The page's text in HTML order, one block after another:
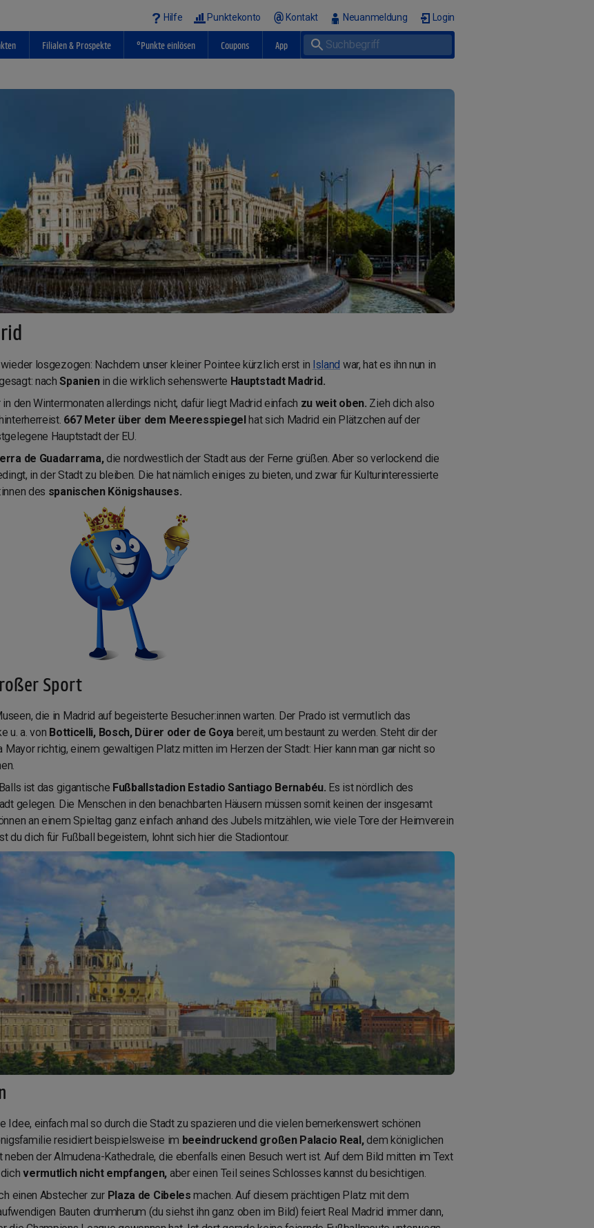
Hilfe Punktekonto Kontakt Neuanmeldung Login
Filialen & Prospekte °Punkte einlösen Coupons App
losgezogen: Nachdem unser kleiner Pointee kürzlich erst in Island war, hat es ihn nun in
nachSpanienin die wirklich sehenswerte Hauptstadt Madrid.
den Wintermonaten allerdings nicht, dafür liegt Madrid einfach zu weit oben. Zieh dich also
667 Meter über dem Meeresspiegelhat sich Madrid ein Plätzchen auf der
Hauptstadt der EU.
de Guadarrama,die nordwestlich der Stadt aus der Ferne grüßen. Aber so verlockend die
in der Stadt zu bleiben. Die hat nämlich einiges zu bieten, und zwar für Kulturinteressierte
des spanischen Königshauses.
Sport
die in Madrid auf begeisterte Besucher:innen warten. Der Prado ist vermutlich das
u. a. von Botticelli, Bosch, Dürer oder de Goya bereit, um bestaunt zu werden. Steht dir der
Mayor richtig, einem gewaltigen Platz mitten im Herzen der Stadt: Hier kann man gar nicht so
ist das gigantische Fußballstadion Estadio Santiago Bernabéu. Es ist nördlich des
gelegen. Die Menschen in den benachbarten Häusern müssen somit keinen der insgesamt
an einem Spieltag ganz einfach anhand des Jubels mitzählen, wie viele Tore der Heimverein
du dich für Fußball begeistern, lohnt sich hier die Stadiontour.
Idee, einfach mal so durch die Stadt zu spazieren und die vielen bemerkenswert schönen
residiert beispielsweise im beeindruckend großen Palacio Real,dem königlichen
der Almudena-Kathedrale, die ebenfalls einen Besuch wert ist. Auf dem Bild mitten im Text
vermutlich nicht empfangen, aber einen Teil seines Schlosses kannst du besichtigen.
einen Abstecher zur Plaza de Cibeles machen. Auf diesem prächtigen Platz mit dem
Bauten drumherum (du siehst ihn ganz oben im Bild) feiert Real Madrid immer dann,